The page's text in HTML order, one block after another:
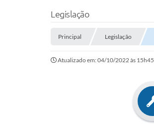
Legislação
Principal Legislação
Atualizado em: 04/10/2022 às 15h45